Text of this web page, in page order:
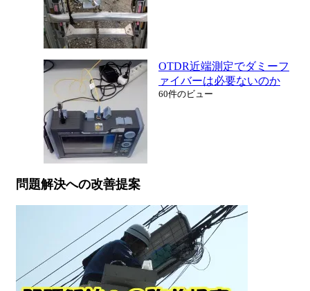
OTDR近端測定でダミーフ
ァイバーは必要ないのか
60件のビュー
問題解決への改善提案